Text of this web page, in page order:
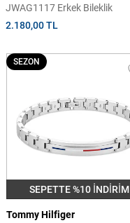
JWAG1117 Erkek Bileklik
2.180,00 TL
SEPETTE %10 İNDİRİM
SEZON
Tommy Hilfiger